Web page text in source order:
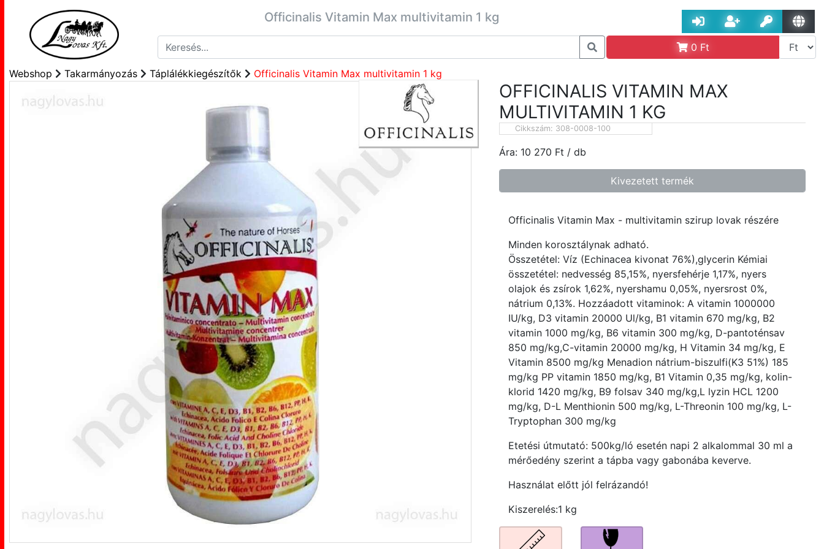
Officinalis Vitamin Max multivitamin 1 kg
0 Ft
Webshop Takarmányozás Táplálékkiegészítők Officinalis Vitamin Max multivitamin 1 kg
OFFICINALIS VITAMIN MAX
MULTIVITAMIN 1 KG
Cikkszám: 308-0008-100
Ára: 10 270 Ft / db
Kivezetett termék
Officinalis Vitamin Max - multivitamin szirup lovak részére
Minden korosztálynak adható.
Összetétel: Víz (Echinacea kivonat 76%),glycerin Kémiai
összetétel: nedvesség 85,15%, nyersfehérje 1,17%, nyers
olajok és zsírok 1,62%, nyershamu 0,05%, nyersrost 0%,
nátrium 0,13%. Hozzáadott vitaminok: A vitamin 1000000
IU/kg, D3 vitamin 20000 Ul/kg, B1 vitamin 670 mg/kg, B2
vitamin 1000 mg/kg, B6 vitamin 300 mg/kg, D-pantoténsav
850 mg/kg,C-vitamin 20000 mg/kg, H Vitamin 34 mg/kg, E
Vitamin 8500 mg/kg Menadion nátrium-biszulfi(K3 51%) 185
mg/kg PP vitamin 1850 mg/kg, B1 Vitamin 0,35 mg/kg, kolin-
klorid 1420 mg/kg, B9 folsav 340 mg/kg,L lyzin HCL 1200
mg/kg, D-L Menthionin 500 mg/kg, L-Threonin 100 mg/kg, L-
Tryptophan 300 mg/kg
Etetési útmutató: 500kg/ló esetén napi 2 alkalommal 30 ml a
mérőedény szerint a tápba vagy gabonába keverve.
Használat előtt jól felrázandó!
Kiszerelés:1 kg